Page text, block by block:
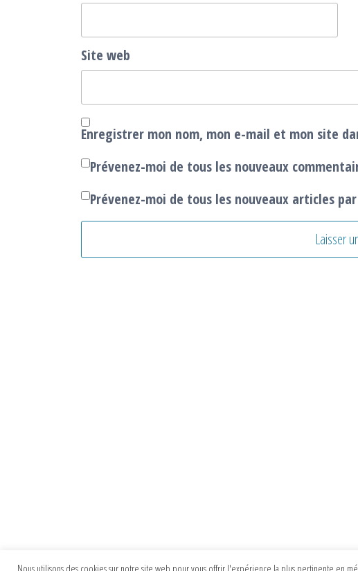
Site web
Enregistrer mon nom, mon e-mail et mon site
Prévenez-moi de tous les nouveaux
Prévenez-moi de tous les nouveaux articles